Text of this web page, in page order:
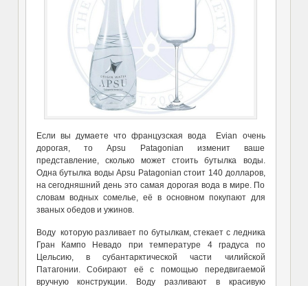
Если вы думаете что французская вода Evian очень
дорогая, то Apsu Patagonian изменит ваше
представление, сколько может стоить бутылка воды.
Одна бутылка воды Apsu Patagonian стоит 140 долларов,
на сегодняшний день это самая дорогая вода в мире. По
словам водных сомелье, её в основном покупают для
званых обедов и ужинов.
Воду которую разливает по бутылкам, стекает с ледника
Гран Кампо Невадо при температуре 4 градуса по
Цельсию, в субантарктической части чилийской
Патагонии. Собирают её с помощью передвигаемой
вручную конструкции. Воду разливают в красивую